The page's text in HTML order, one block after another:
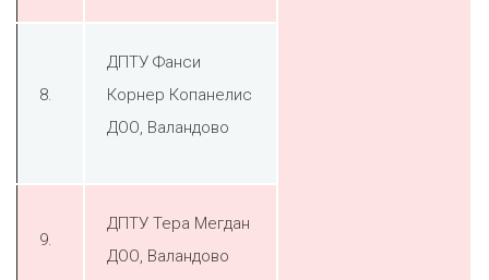
8.
ДПТУ Фанси
Корнер Копанелис
ДОО, Валандово
9.
ДПТУ Тера Мегдан
ДОО, Валандово